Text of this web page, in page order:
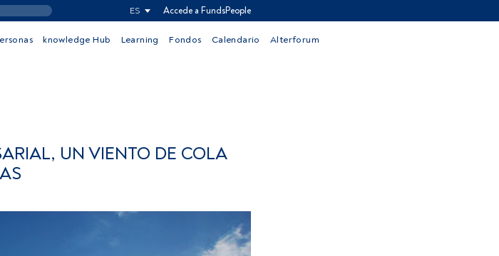
ES Accede a FundsPeople
knowledge Hub Learning Fondos Calendario Alterforum
UN VIENTO DE COLA